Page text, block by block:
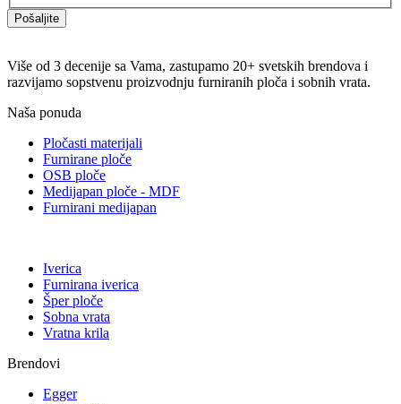
Pošaljite
Više od 3 decenije sa Vama, zastupamo 20+ svetskih brendova i
razvijamo sopstvenu proizvodnju furniranih ploča i sobnih vrata.
Naša ponuda
Pločasti materijali
Furnirane ploče
OSB ploče
Medijapan ploče - MDF
Furnirani medijapan
Iverica
Furnirana iverica
Šper ploče
Sobna vrata
Vratna krila
Brendovi
Egger